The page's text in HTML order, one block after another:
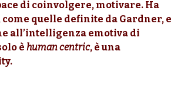
di coinvolgere, motivare. Ha
come quelle definite da Gardner, e
all’intelligenza emotiva di
è human centric, è una